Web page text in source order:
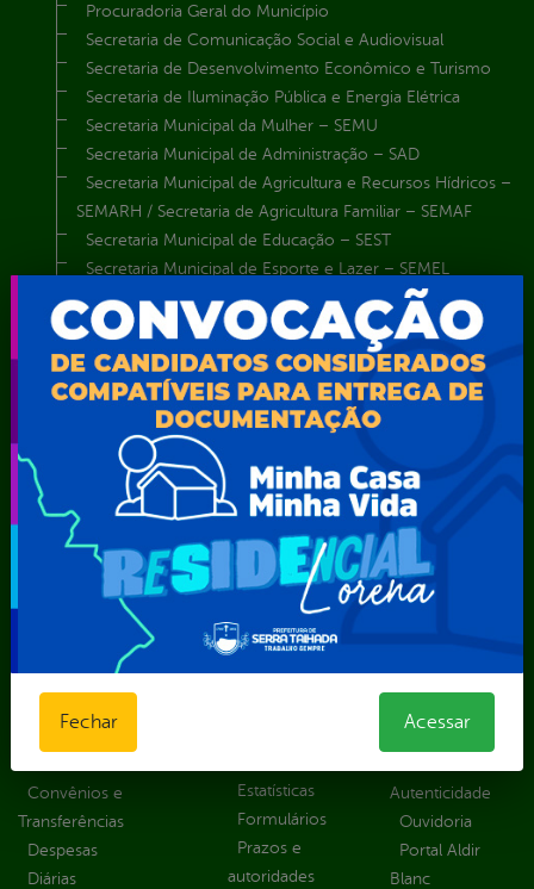
Procuradoria Geral do Município
Secretaria de Comunicação Social e Audiovisual
Secretaria de Desenvolvimento Econômico e Turismo
Secretaria de Iluminação Pública e Energia Elétrica
Secretaria Municipal da Mulher – SEMU
Secretaria Municipal de Administração – SAD
Secretaria Municipal de Agricultura e Recursos Hídricos –
SEMARH / Secretaria de Agricultura Familiar – SEMAF
Secretaria Municipal de Educação – SEST
Secretaria Municipal de Esporte e Lazer – SEMEL
Secretaria Municipal de Finanças – SECFIN
Secretaria Municipal de Governo – SEGOV
Secretaria Municipal de Meio Ambiente – SEMA
Secretaria Municipal de Planejamento e Gestão – SEPLAG
Secretaria Municipal de Relações Institucionais – SEMRI
Secretaria Municipal de Saúde – SMS
Secretaria Municipal de Serviços Públicos – SEMUSP
Superintendência de Trânsito e Transportes de Serra
Talhada-STTRANS
Transparência, Fiscalização e Controle
Portal da
Transparência
Educação
Convênios e
Transferências
Despesas
Diárias
Como
solicitar
Estatísticas
Formulários
Prazos e
autoridades
Outros
Serviços
Carta de
Autenticidade
Ouvidoria
Portal Aldir
Blanc
Fechar Acessar